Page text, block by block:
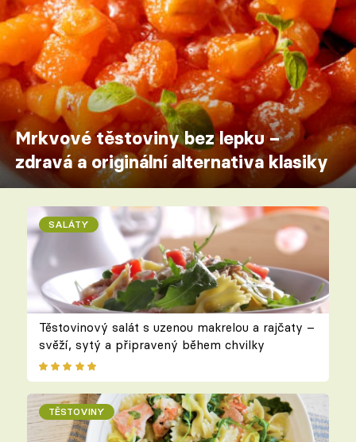
Mrkvové těstoviny bez lepku –
zdravá a originální alternativa klasiky
SALÁTY
Těstovinový salát s uzenou makrelou a rajčaty –
svěží, sytý a připravený během chvilky
TĚSTOVINY